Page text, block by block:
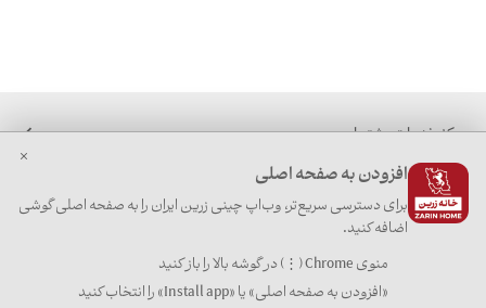
مرکز خدمات مشتریان
خرید اینترنتی
تماس با ما
قوانین و مقررات
افزودن به صفحه اصلی
برای دسترسی سریع‌تر، وب‌اپ چینی زرین ایران را به صفحه اصلی گوشی
اضافه کنید.
منوی Chrome (⋮) در گوشه بالا را باز کنید
«افزودن به صفحه اصلی» یا «Install app» را انتخاب کنید